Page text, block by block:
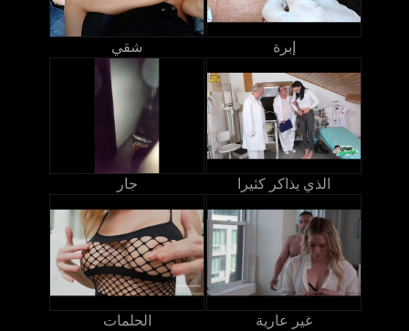
شقي إبرة
جار الذي يذاكر كثيرا
الحلمات غير عارية